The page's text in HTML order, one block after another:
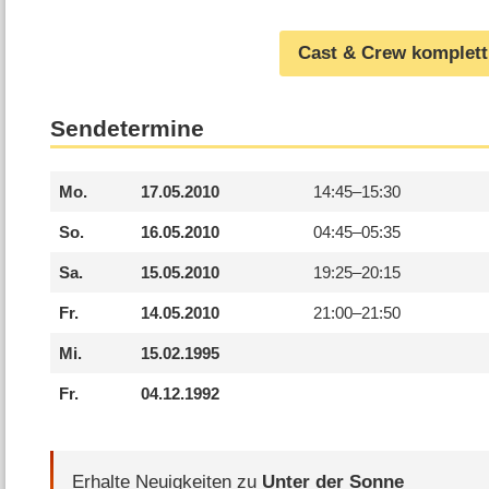
Cast & Crew komplett
Sendetermine
Mo. 17.05.2010 14:45–15:30
So. 16.05.2010 04:45–05:35
Sa. 15.05.2010 19:25–20:15
Fr. 14.05.2010 21:00–21:50
Mi. 15.02.1995
Fr. 04.12.1992
Erhalte Neuigkeiten zu Unter der Sonne